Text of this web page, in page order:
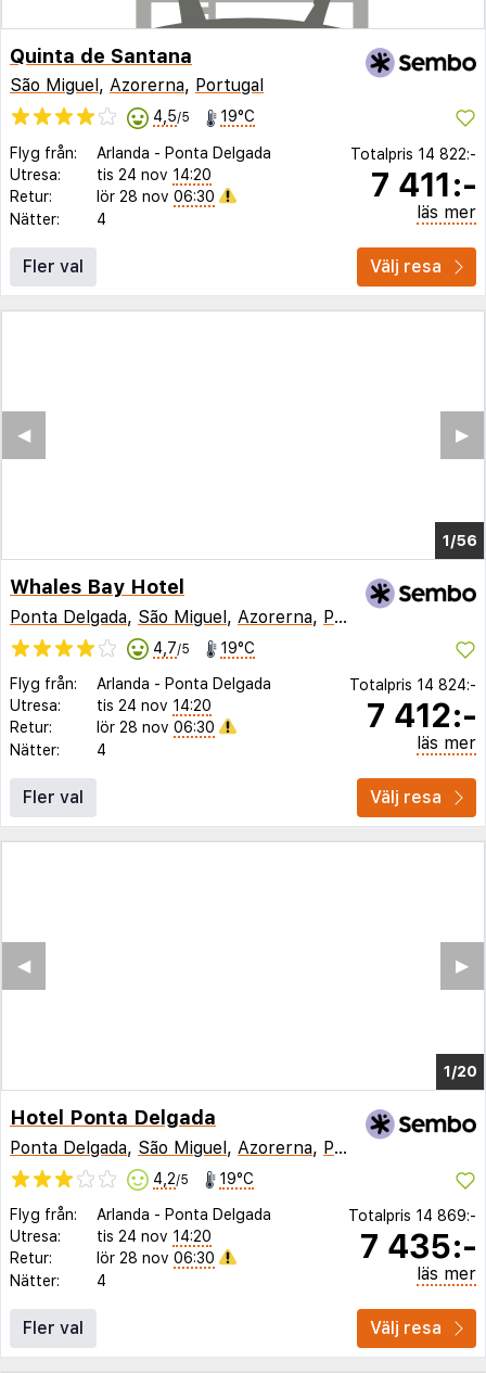
Quinta de Santana
São Miguel , Azorerna, Portugal
4,5/5 19°C
Flyg från: Arlanda - Ponta Delgada
Utresa:
tis 24 nov 14:20
Retur:
lör 28 nov 06:30
Nätter:
4
Totalpris 14 822:-
7 411:-
läs mer
Fler val Välj resa
1/49
▶︎
◀︎
Whales Bay Hotel
Ponta Delgada, São Miguel, Azorerna, Portugal
4,7/5 19°C
Flyg från: Arlanda - Ponta Delgada
Utresa:
tis 24 nov 14:20
Retur:
lör 28 nov 06:30
Nätter:
4
Totalpris 14 824:-
7 412:-
läs mer
Fler val Välj resa
1/15
▶︎
◀︎
Hotel Ponta Delgada
Ponta Delgada, São Miguel, Azorerna, Portugal
4,2/5 19°C
Flyg från: Arlanda - Ponta Delgada
Utresa:
tis 24 nov 14:20
Retur:
lör 28 nov 06:30
Nätter:
4
Totalpris 14 869:-
7 435:-
läs mer
Fler val Välj resa